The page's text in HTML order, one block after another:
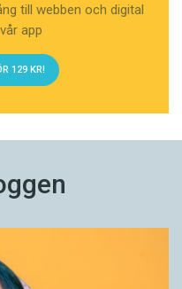
till webben och digital
app
129 KR!